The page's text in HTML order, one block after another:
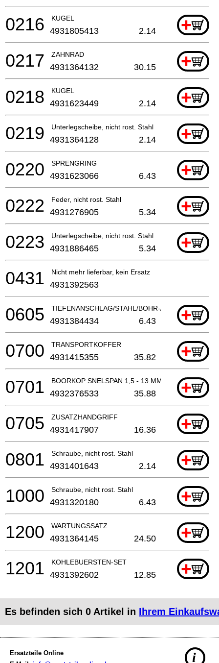
KUGEL +
0216 4931805413 2.14
ZAHNRAD +
0217 4931364132 30.15
KUGEL +
0218 4931623449 2.14
Unterlegscheibe, nicht rost. Stahl +
0219 4931364128 2.14
SPRENGRING +
0220 4931623066 6.43
Feder, nicht rost. Stahl +
0222 4931276905 5.34
Unterlegscheibe, nicht rost. Stahl +
0223 4931886465 5.34
Nicht mehr lieferbar, kein Ersatz
0431 4931392563
TIEFENANSCHLAG/STAHL/BOHR-/KOMBIHAMMER
+
0605 4931384434 6.43
TRANSPORTKOFFER +
0700 4931415355 35.82
BOORKOP SNELSPAN 1,5 - 13 MM, 1/2" X 20 MET
+
0701 4932376533 35.88
ZUSATZHANDGRIFF +
0705 4931417907 16.36
Schraube, nicht rost. Stahl +
0801 4931401643 2.14
Schraube, nicht rost. Stahl +
1000 4931320180 6.43
WARTUNGSSATZ +
1200 4931364145 24.50
KOHLEBUERSTEN-SET +
1201 4931392602 12.85
Es befinden sich 0 Artikel in Ihrem
Ersatzteile Online
i